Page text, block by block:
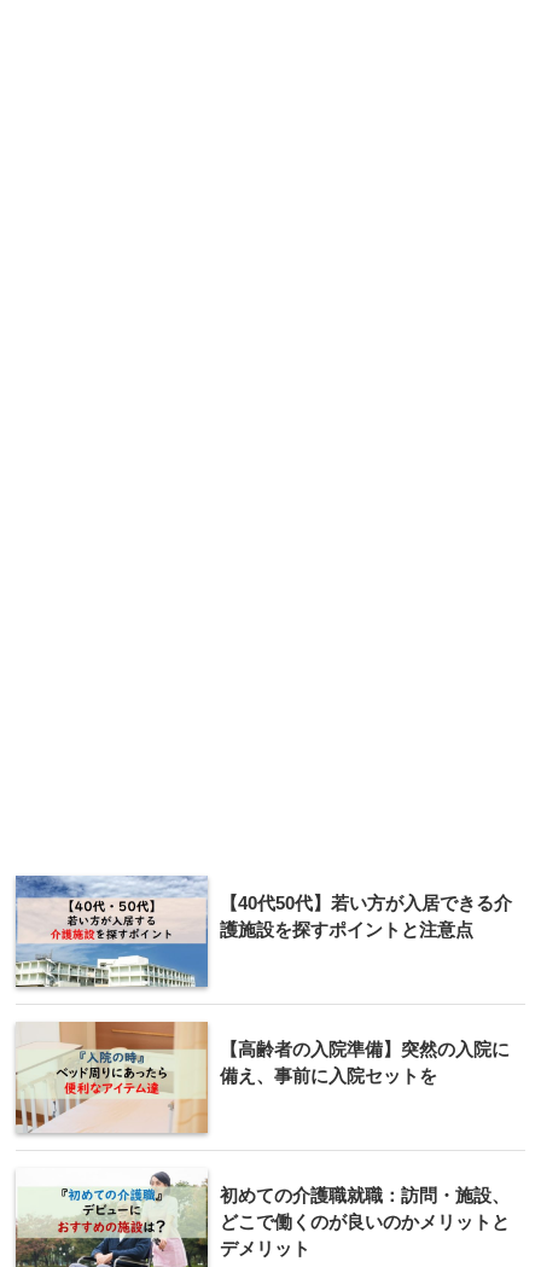
【40代50代】若い方が入居できる介
護施設を探すポイントと注意点
【高齢者の入院準備】突然の入院に
備え、事前に入院セットを
初めての介護職就職：訪問・施設、
どこで働くのが良いのかメリットと
デメリット